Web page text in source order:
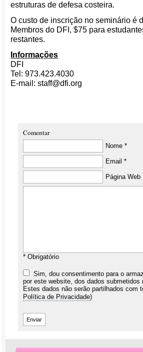
estruturas de defesa costeira.
O custo de inscrição no seminário é
Membros do DFI, $75 para
restantes.
Informações
DFI
Tel: 973.423.4030
E-mail: staff@dfi.org
Comentar
Nome *
Email *
Página Web
* Obrigatório
Sim, dou consentimento para o
por este website, dos dados submetidos
Estes dados não serão partilhados com
Política de Privacidade)